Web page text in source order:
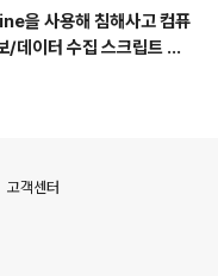
을 사용해 침해사고 컴퓨
/데이터 수집 스크립트 작
고객센터